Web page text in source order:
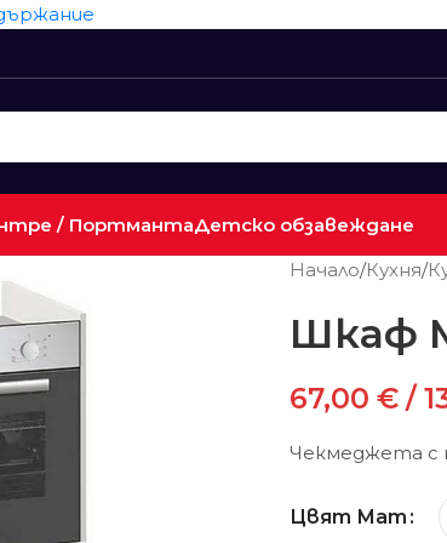
/ ПортмантаДетско обзавеждане
Начало/Кухня/
Шкаф
67,00 € /
Чекмеджета с
Цвят Мат